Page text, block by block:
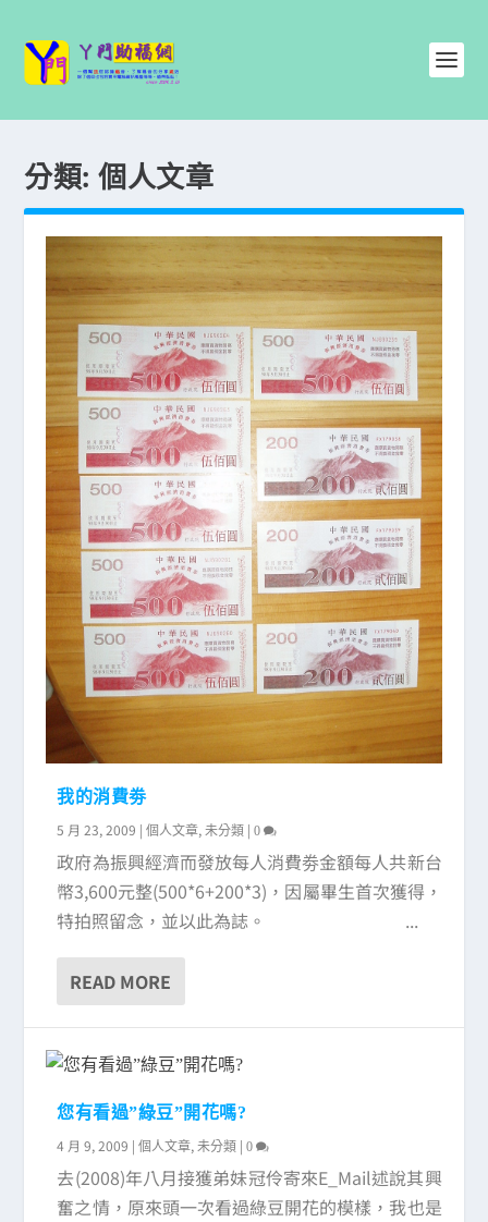
分類:個人文章
我的消費劵
5 月 23, 2009 |個人文章,未分類 |0
政府為振興經濟而發放每人消費劵金額每人共新台
幣3,600元整(500*6+200*3)，因屬畢生首次獲得，
特拍照留念，並以此為誌。 ...
READ MORE
您有看過”綠豆”開花嗎?
4 月 9, 2009 |個人文章,未分類 |0
去(2008)年八月接獲弟妹冠伶寄來E_Mail述說其興
奮之情，原來頭一次看過綠豆開花的模樣，我也是